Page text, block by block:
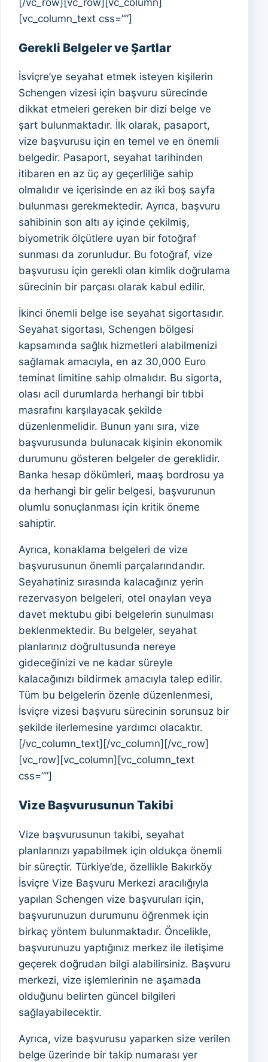
[vc_column_text css=””]
Gerekli Belgeler ve Şartlar
İsviçre’ye seyahat etmek isteyen kişilerin
Schengen vizesi için başvuru sürecinde
dikkat etmeleri gereken bir dizi belge ve
şart bulunmaktadır. İlk olarak, pasaport,
vize başvurusu için en temel ve en önemli
belgedir. Pasaport, seyahat tarihinden
itibaren en az üç ay geçerliliğe sahip
olmalıdır ve içerisinde en az iki boş sayfa
bulunması gerekmektedir. Ayrıca, başvuru
sahibinin son altı ay içinde çekilmiş,
biyometrik ölçütlere uyan bir fotoğraf
sunması da zorunludur. Bu fotoğraf, vize
başvurusu için gerekli olan kimlik doğrulama
sürecinin bir parçası olarak kabul edilir.
İkinci önemli belge ise seyahat sigortasıdır.
Seyahat sigortası, Schengen bölgesi
kapsamında sağlık hizmetleri alabilmenizi
sağlamak amacıyla, en az 30,000 Euro
teminat limitine sahip olmalıdır. Bu sigorta,
olası acil durumlarda herhangi bir tıbbi
masrafını karşılayacak şekilde
düzenlenmelidir. Bunun yanı sıra, vize
başvurusunda bulunacak kişinin ekonomik
durumunu gösteren belgeler de gereklidir.
Banka hesap dökümleri, maaş bordrosu ya
da herhangi bir gelir belgesi, başvurunun
olumlu sonuçlanması için kritik öneme
sahiptir.
Ayrıca, konaklama belgeleri de vize
başvurusunun önemli parçalarındandır.
Seyahatiniz sırasında kalacağınız yerin
rezervasyon belgeleri, otel onayları veya
davet mektubu gibi belgelerin sunulması
beklenmektedir. Bu belgeler, seyahat
planlarınız doğrultusunda nereye
gideceğinizi ve ne kadar süreyle
kalacağınızı bildirmek amacıyla talep edilir.
Tüm bu belgelerin özenle düzenlenmesi,
İsviçre vizesi başvuru sürecinin sorunsuz bir
şekilde ilerlemesine yardımcı olacaktır.
[/vc_column_text][/vc_column][/vc_row]
[vc_row][vc_column][vc_column_text
css=””]
Vize Başvurusunun Takibi
Vize başvurusunun takibi, seyahat
planlarınızı yapabilmek için oldukça önemli
bir süreçtir. Türkiye’de, özellikle Bakırköy
İsviçre Vize Başvuru Merkezi aracılığıyla
yapılan Schengen vize başvuruları için,
başvurunuzun durumunu öğrenmek için
birkaç yöntem bulunmaktadır. Öncelikle,
başvurunuzu yaptığınız merkez ile iletişime
geçerek doğrudan bilgi alabilirsiniz. Başvuru
merkezi, vize işlemlerinin ne aşamada
olduğunu belirten güncel bilgileri
sağlayabilecektir.
Ayrıca, vize başvurusu yaparken size verilen
belge üzerinde bir takip numarası yer